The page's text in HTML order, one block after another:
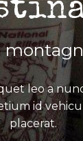
leo a
id
placerat.